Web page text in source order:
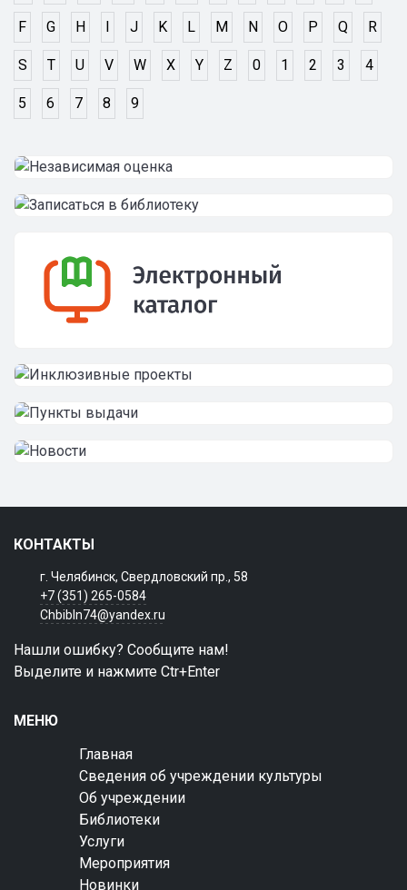
F G H I J K L M N O P Q R
S T U V W X Y Z 0 1 2 3 4
5 6 7 8 9
КОНТАКТЫ
г. Челябинск, Свердловский пр., 58
+7 (351) 265-0584
Chbibln74@yandex.ru
Нашли ошибку? Сообщите нам!
Выделите и нажмите Ctr+Enter
МЕНЮ
Главная
Сведения об учреждении культуры
Об учреждении
Библиотеки
Услуги
Мероприятия
Новинки